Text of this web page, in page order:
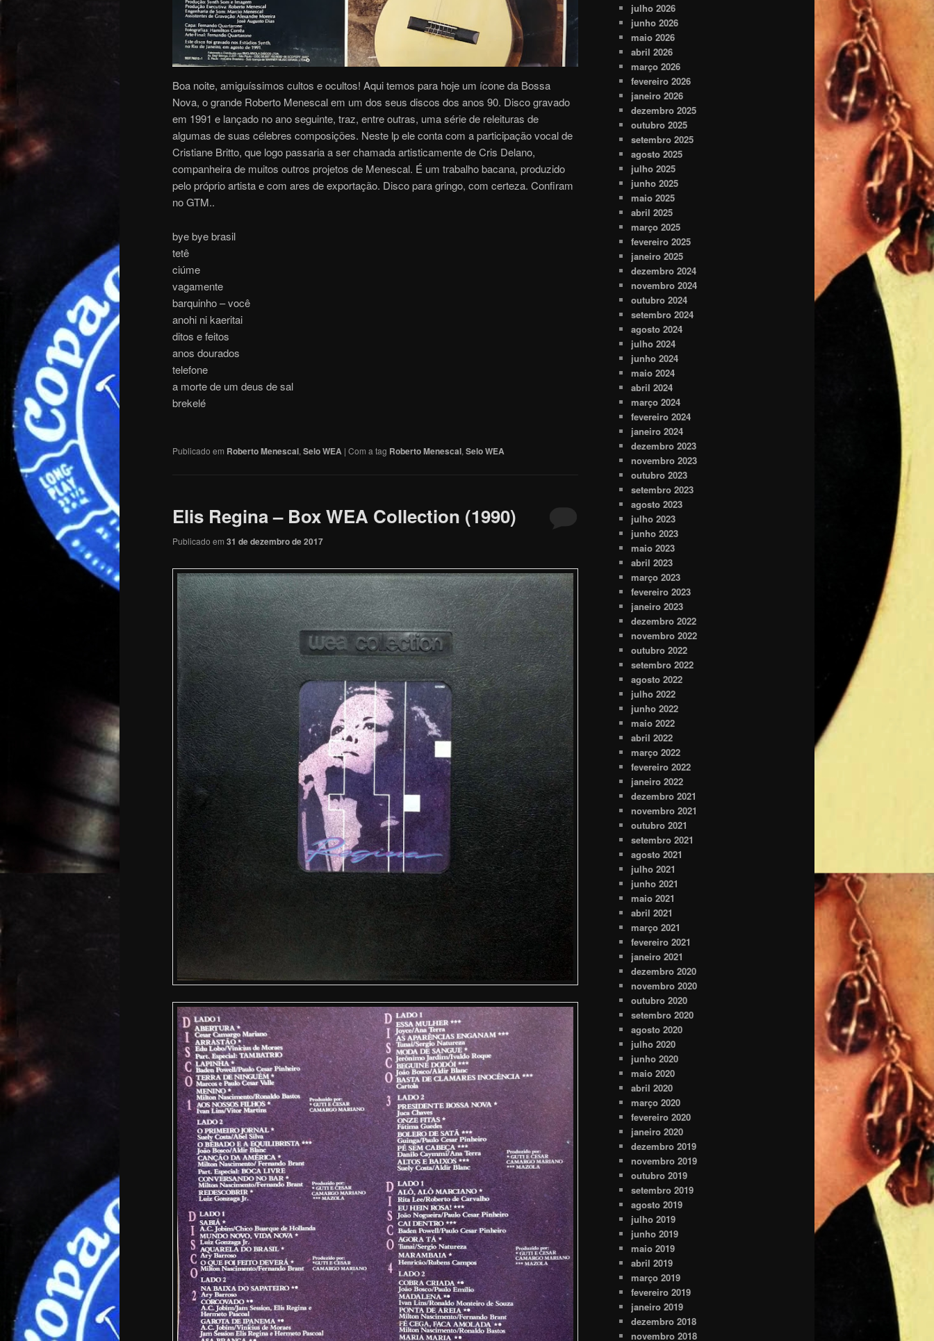
Boa noite, amiguíssimos cultos e ocultos! Aqui temos para hoje um ícone da Bossa
Nova, o grande Roberto Menescal em um dos seus discos dos anos 90. Disco gravado
em 1991 e lançado no ano seguinte, traz, entre outras, uma série de releituras de
algumas de suas célebres composições. Neste lp ele conta com a participação vocal de
Cristiane Britto, que logo passaria a ser chamada artisticamente de Cris Delano,
companheira de muitos outros projetos de Menescal. É um trabalho bacana, produzido
pelo próprio artista e com ares de exportação. Disco para gringo, com certeza. Confiram
no GTM..
bye bye brasil
tetê
ciúme
vagamente
barquinho – você
anohi ni kaeritai
ditos e feitos
anos dourados
telefone
a morte de um deus de sal
brekelé
Publicado em Roberto Menescal, Selo WEA | Com a tag Roberto Menescal, Selo WEA
Elis Regina – Box WEA Collection (1990)
Publicado em 31 de dezembro de 2017
julho 2026
junho 2026
maio 2026
abril 2026
março 2026
fevereiro 2026
janeiro 2026
dezembro 2025
outubro 2025
setembro 2025
agosto 2025
julho 2025
junho 2025
maio 2025
abril 2025
março 2025
fevereiro 2025
janeiro 2025
dezembro 2024
novembro 2024
outubro 2024
setembro 2024
agosto 2024
julho 2024
junho 2024
maio 2024
abril 2024
março 2024
fevereiro 2024
janeiro 2024
dezembro 2023
novembro 2023
outubro 2023
setembro 2023
agosto 2023
julho 2023
junho 2023
maio 2023
abril 2023
março 2023
fevereiro 2023
janeiro 2023
dezembro 2022
novembro 2022
outubro 2022
setembro 2022
agosto 2022
julho 2022
junho 2022
maio 2022
abril 2022
março 2022
fevereiro 2022
janeiro 2022
dezembro 2021
novembro 2021
outubro 2021
setembro 2021
agosto 2021
julho 2021
junho 2021
maio 2021
abril 2021
março 2021
fevereiro 2021
janeiro 2021
dezembro 2020
novembro 2020
outubro 2020
setembro 2020
agosto 2020
julho 2020
junho 2020
maio 2020
abril 2020
março 2020
fevereiro 2020
janeiro 2020
dezembro 2019
novembro 2019
outubro 2019
setembro 2019
agosto 2019
julho 2019
junho 2019
maio 2019
abril 2019
março 2019
fevereiro 2019
janeiro 2019
dezembro 2018
novembro 2018